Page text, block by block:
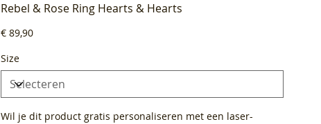
Rebel & Rose Ring Hearts & Hearts
Prijs
€ 89,90
Size
Wil je dit product gratis personaliseren met een laser-